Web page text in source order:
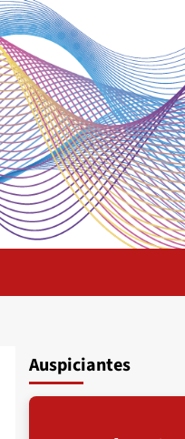
Auspiciantes